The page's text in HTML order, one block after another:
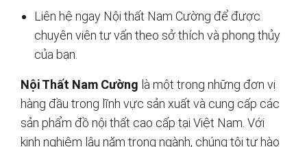
Liên hệ ngay Nội thất Nam Cường để được
chuyên viên tư vấn theo sở thích và phong thủy
của bạn.
Nội Thất Nam Cường là một trong những đơn vị
hàng đầu trong lĩnh vực sản xuất và cung cấp các
sản phẩm đồ nội thất cao cấp tại Việt Nam. Với
kinh nghiệm lâu năm trong ngành, chúng tôi tự hào